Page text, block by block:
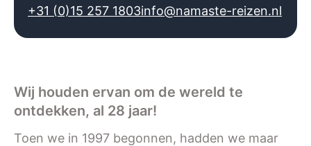
+31 (0)15 257 1803info@namaste-reizen.nl
Wij houden ervan om de wereld te
ontdekken, al 28 jaar!
Toen we in 1997 begonnen, hadden we maar